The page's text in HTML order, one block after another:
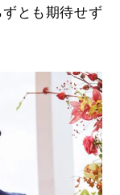
とも期待せず